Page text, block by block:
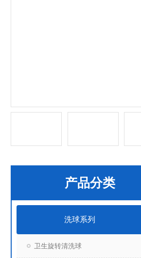
产品分类
洗球系列
卫生旋转清洗球